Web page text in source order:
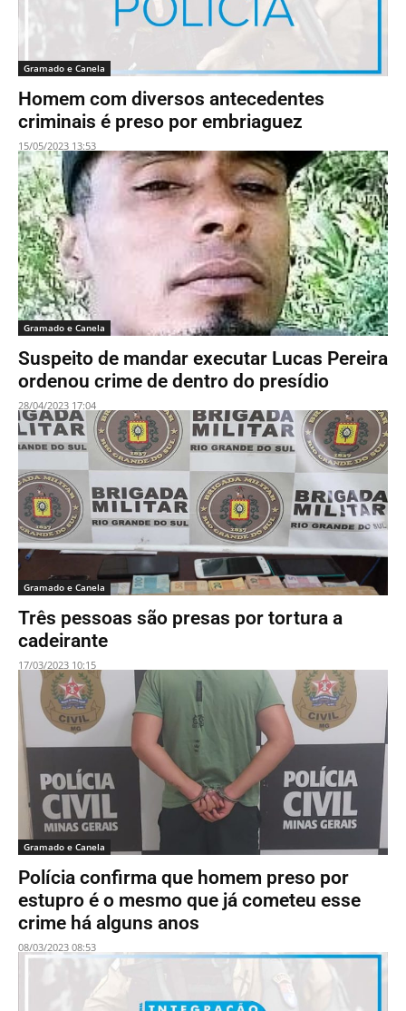
Gramado e Canela
Homem com diversos antecedentes
criminais é preso por embriaguez
15/05/2023 13:53
Gramado e Canela
Suspeito de mandar executar Lucas Pereira
ordenou crime de dentro do presídio
28/04/2023 17:04
Gramado e Canela
Três pessoas são presas por tortura a
cadeirante
17/03/2023 10:15
Gramado e Canela
Polícia confirma que homem preso por
estupro é o mesmo que já cometeu esse
crime há alguns anos
08/03/2023 08:53